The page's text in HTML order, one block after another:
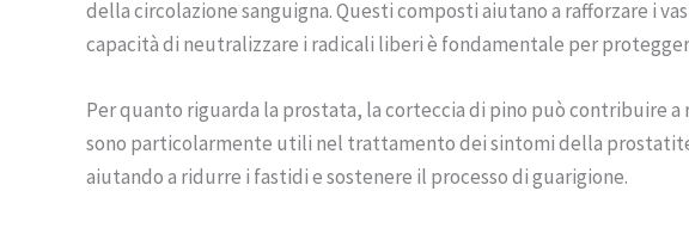
della circolazione sanguigna. Questi composti aiutano a rafforzare i
capacità di neutralizzare i radicali liberi è fondamentale per
Per quanto riguarda la prostata, la corteccia di pino può contribuire
sono particolarmente utili nel trattamento dei sintomi della
aiutando a ridurre i fastidi e sostenere il processo di guarigione.